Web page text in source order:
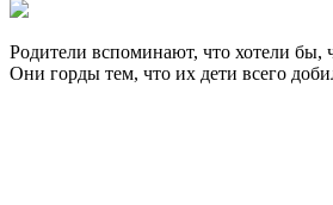
Родители вспоминают, что хотели
Они горды тем, что их дети всего